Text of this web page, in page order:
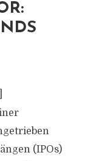
(IPOs)